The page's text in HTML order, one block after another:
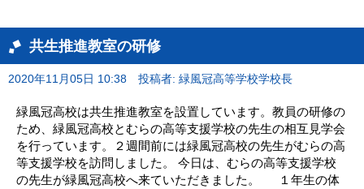
共生推進教室の研修
2020年11月05日 10:38 投稿者: 緑風冠高等学校学校長
緑風冠高校は共生推進教室を設置しています。教員の研修の
ため、緑風冠高校とむらの高等支援学校の先生の相互見学会
を行っています。２週間前には緑風冠高校の先生がむらの高
等支援学校を訪問しました。 今日は、むらの高等支援学校
の先生が緑風冠高校へ来ていただきました。 １年生の体